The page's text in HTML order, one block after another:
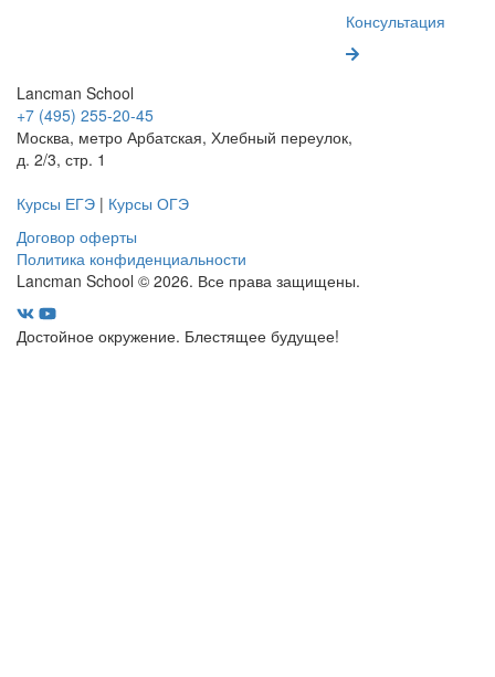
Консультация
Lancman School
+7 (495) 255-20-45
Москва, метро Арбатская, Хлебный переулок,
д. 2/3, стр. 1
Курсы ЕГЭ | Курсы ОГЭ
Договор оферты
Политика конфиденциальности
Lancman School © 2026. Все права защищены.
Достойное окружение. Блестящее будущее!